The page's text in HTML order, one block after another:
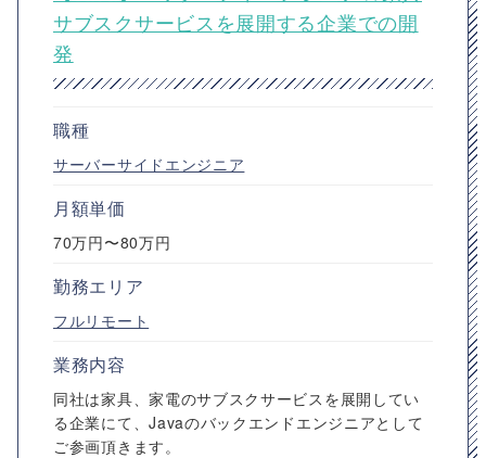
サブスクサービスを展開する企業での開
発
職種
サーバーサイドエンジニア
月額単価
70万円〜80万円
勤務エリア
フルリモート
業務内容
同社は家具、家電のサブスクサービスを展開してい
る企業にて、Javaのバックエンドエンジニアとして
ご参画頂きます。